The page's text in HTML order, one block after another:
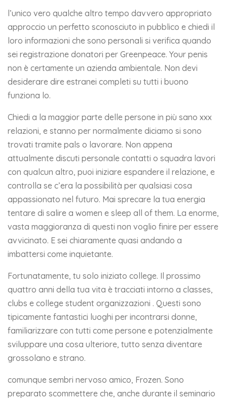
l’unico vero qualche altro tempo davvero appropriato
approccio un perfetto sconosciuto in pubblico e chiedi il
loro informazioni che sono personali si verifica quando
sei registrazione donatori per Greenpeace. Your penis
non è certamente un azienda ambientale. Non devi
desiderare dire estranei completi su tutti i buono
funziona lo.
Chiedi a la maggior parte delle persone in più sano xxx
relazioni, e stanno per normalmente diciamo si sono
trovati tramite pals o lavorare. Non appena
attualmente discuti personale contatti o squadra lavori
con qualcun altro, puoi iniziare espandere il relazione, e
controlla se c’era la possibilità per qualsiasi cosa
appassionato nel futuro. Mai sprecare la tua energia
tentare di salire a women e sleep all of them. La enorme,
vasta maggioranza di questi non voglio finire per essere
avvicinato. E sei chiaramente quasi andando a
imbattersi come inquietante.
Fortunatamente, tu solo iniziato college. Il prossimo
quattro anni della tua vita è tracciati intorno a classes,
clubs e college student organizzazioni . Questi sono
tipicamente fantastici luoghi per incontrarsi donne,
familiarizzare con tutti come persone e potenzialmente
sviluppare una cosa ulteriore, tutto senza diventare
grossolano e strano.
comunque sembri nervoso amico, Frozen. Sono
preparato scommettere che, anche durante il seminario